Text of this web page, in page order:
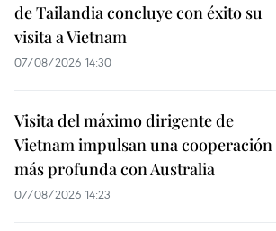
de Tailandia concluye con éxito su
visita a Vietnam
07/08/2026 14:30
Visita del máximo dirigente de
Vietnam impulsan una cooperación
más profunda con Australia
07/08/2026 14:23